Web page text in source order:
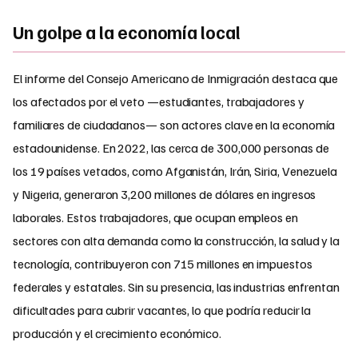
Un golpe a la economía local
El informe del Consejo Americano de Inmigración destaca que
los afectados por el veto —estudiantes, trabajadores y
familiares de ciudadanos— son actores clave en la economía
estadounidense. En 2022, las cerca de 300,000 personas de
los 19 países vetados, como Afganistán, Irán, Siria, Venezuela
y Nigeria, generaron 3,200 millones de dólares en ingresos
laborales. Estos trabajadores, que ocupan empleos en
sectores con alta demanda como la construcción, la salud y la
tecnología, contribuyeron con 715 millones en impuestos
federales y estatales. Sin su presencia, las industrias enfrentan
dificultades para cubrir vacantes, lo que podría reducir la
producción y el crecimiento económico.